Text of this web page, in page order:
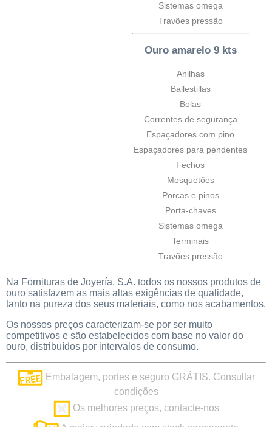
Sistemas omega
Travões pressão
Ouro amarelo 9 kts
Anilhas
Ballestillas
Bolas
Correntes de segurança
Espaçadores com pino
Espaçadores para pendentes
Fechos
Mosquetões
Porcas e pinos
Porta-chaves
Sistemas omega
Terminais
Travões pressão
Na Fornituras de Joyería, S.A. todos os nossos produtos de
ouro satisfazem as mais altas exigências de qualidade,
tanto na pureza dos seus materiais, como nos acabamentos.
Os nossos preços caracterizam-se por ser muito
competitivos e são estabelecidos com base no valor do
ouro, distribuídos por intervalos de consumo.
Embalagem, portes e seguro GRÁTIS. Consultar
condições
Os melhores preços, contacte-nos